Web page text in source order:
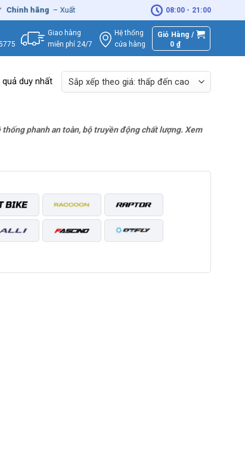
hãng– Xuất VAT Miễn phí giao hàng - Sửa
08:00 - 21:00
Giao hàng
miễn phí 24/7
Hệ thống
cửa hàng
Giỏ Hàng /
0₫
duy nhất
phanh an toàn, bộ truyền động chất lượng. Xem